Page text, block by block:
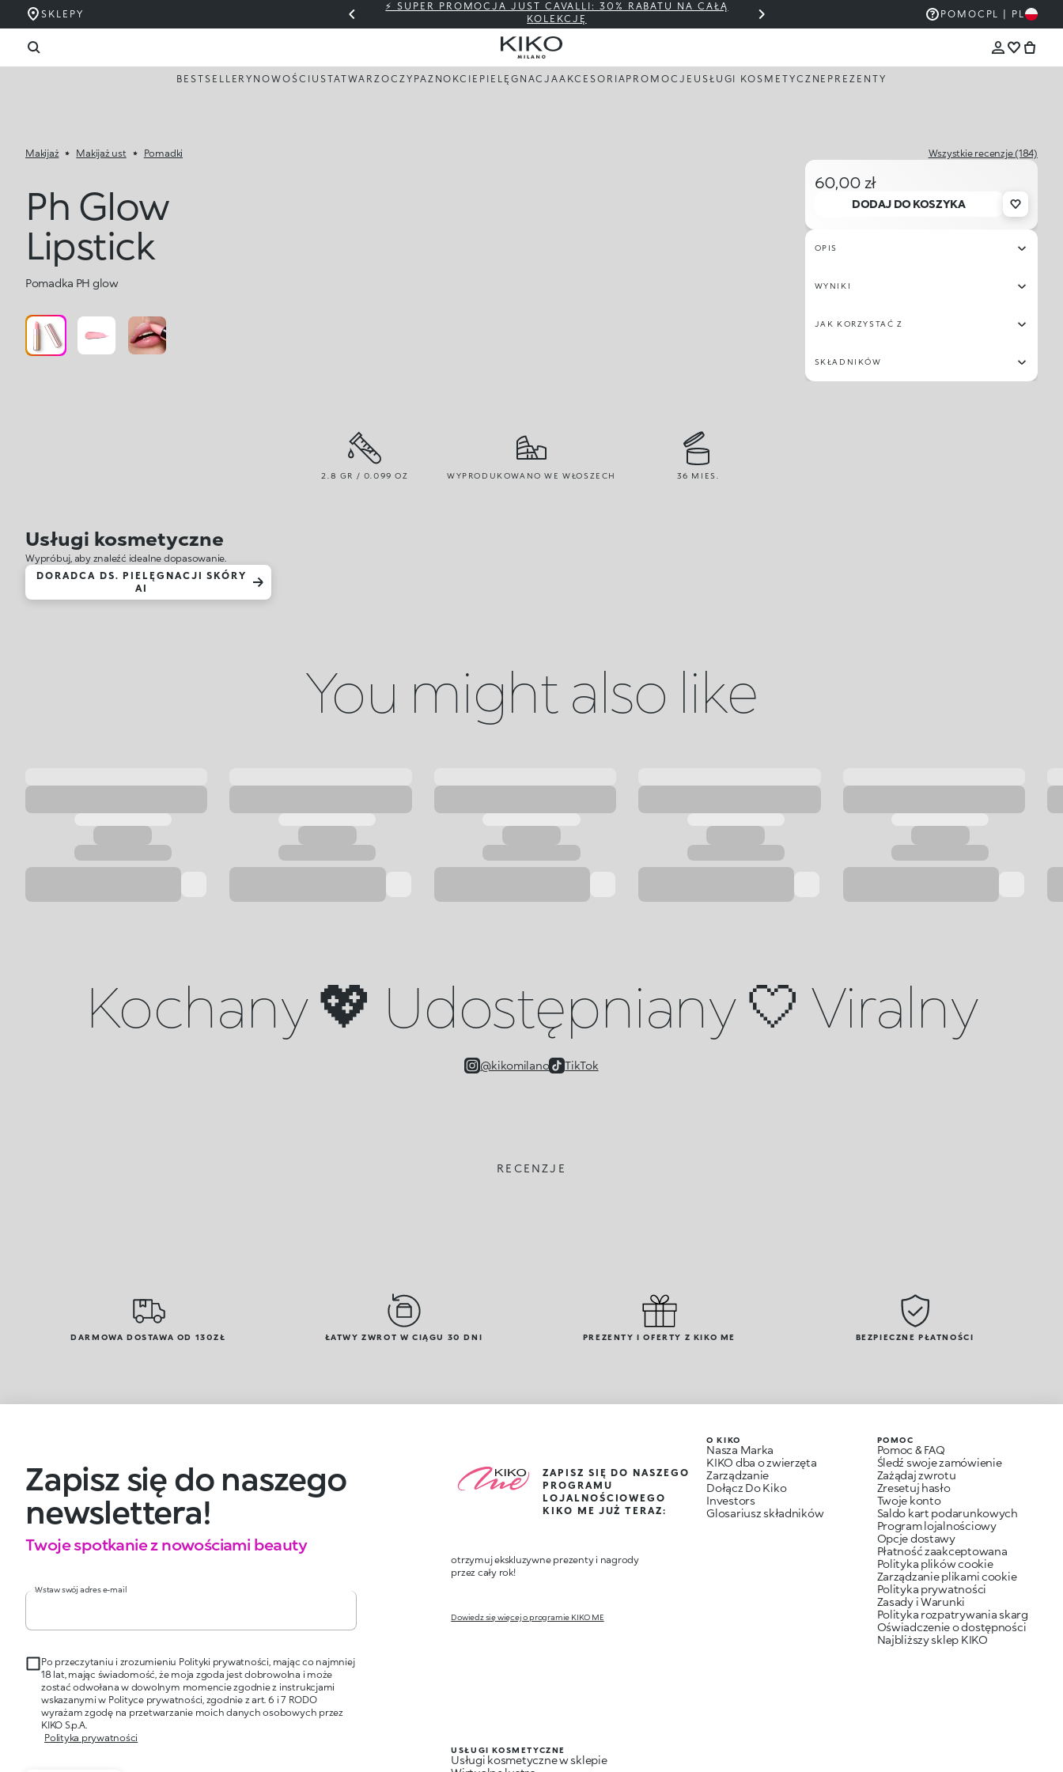
SKLEPY
⚡ SUPER PROMOCJA JUST CAVALLI: 30% RABATU NA CAŁĄ
KOLEKCJĘ
THE KIKO SALE: DO 50% ZNIŻKI
POMOC PL | PL
BESTSELLERY NOWOŚCI USTATWARZOCZY PAZNOKCIE PIELĘGNACJAAKCESORIAPROMOCJE USŁUGI KOSMETYCZNE PREZENTY
Makijaż Makijaż ust Pomadki
Ph Glow
Lipstick
Pomadka PH glow
Wszystkie recenzje (184)
60,00 zł
DODAJ DO KOSZYKA
OPIS
WYNIKI
JAK KORZYSTAĆ Z
SKŁADNIKÓW
2.8 GR / 0.099 OZ WYPRODUKOWANO WE WŁOSZECH 36 MIES.
Usługi kosmetyczne
Wypróbuj, aby znaleźć idealne dopasowanie.
DORADCA DS. PIELĘGNACJI SKÓRY
AI
You might also like
Kochany 💖 Udostępniany 🤍 Viralny
@kikomilano TikTok
RECENZJE
DARMOWA DOSTAWA OD 130ZŁ ŁATWY ZWROT W CIĄGU 30 DNI PREZENTY I OFERTY Z KIKO ME BEZPIECZNE PŁATNOŚCI
Zapisz się do naszego
newslettera!
Twoje spotkanie z nowościami beauty
Wstaw swój adres e-mail
Po przeczytaniu i zrozumieniu Polityki prywatności, mając co najmniej
18 lat, mając świadomość, że moja zgoda jest dobrowolna i może
zostać odwołana w dowolnym momencie zgodnie z instrukcjami
wskazanymi w Polityce prywatności, zgodnie z art. 6 i 7 RODO
wyrażam zgodę na przetwarzanie moich danych osobowych przez
KIKO S.p.A.
Polityka prywatności
ZAPISZ SIĘ DO NASZEGO
PROGRAMU
LOJALNOŚCIOWEGO
KIKO ME JUŻ TERAZ:
otrzymuj ekskluzywne prezenty i nagrody
przez cały rok!
Dowiedz się więcej o programie KIKO ME
USŁUGI KOSMETYCZNE
Usługi kosmetyczne w sklepie
O KIKO
Nasza Marka
KIKO dba o zwierzęta
Zarządzanie
Dołącz Do Kiko
Investors
Glosariusz składników
POMOC
Pomoc & FAQ
Śledź swoje zamówienie
Zażądaj zwrotu
Zresetuj hasło
Twoje konto
Saldo kart podarunkowych
Program lojalnościowy
Opcje dostawy
Płatność zaakceptowana
Polityka plików cookie
Zarządzanie plikami cookie
Polityka prywatności
Zasady i Warunki
Polityka rozpatrywania skarg
Oświadczenie o dostępności
Najbliższy sklep KIKO